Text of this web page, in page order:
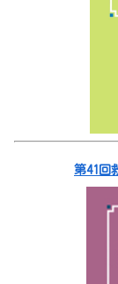
第41回